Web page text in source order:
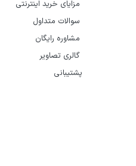
مزایای خرید اینترنتی
سوالات متداول
مشاوره رایگان
گالری تصاویر
پشتیبانی